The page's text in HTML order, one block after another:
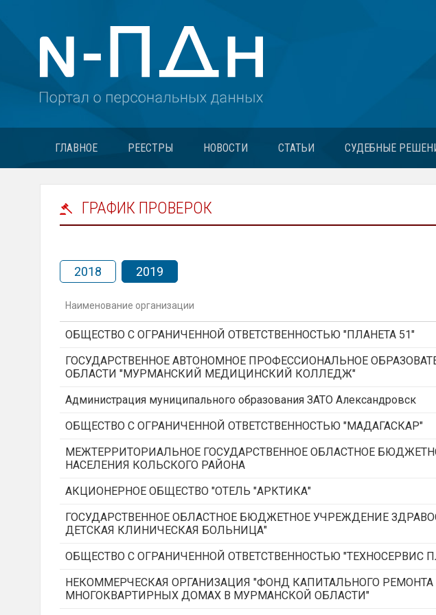
ГЛАВНОЕ РЕЕСТРЫ НОВОСТИ СТАТЬИ СУДЕБНЫЕ
ГРАФИК ПРОВЕРОК
2018 2019
Наименование организации
ОБЩЕСТВО С ОГРАНИЧЕННОЙ ОТВЕТСТВЕННОСТЬЮ "ПЛАНЕТА 51"
ГОСУДАРСТВЕННОЕ АВТОНОМНОЕ ПРОФЕССИОНАЛЬНОЕ
ОБЛАСТИ "МУРМАНСКИЙ МЕДИЦИНСКИЙ КОЛЛЕДЖ"
Администрация муниципального образования ЗАТО Александровск
ОБЩЕСТВО С ОГРАНИЧЕННОЙ ОТВЕТСТВЕННОСТЬЮ "МАДАГАСКАР"
МЕЖТЕРРИТОРИАЛЬНОЕ ГОСУДАРСТВЕННОЕ ОБЛАСТНОЕ
НАСЕЛЕНИЯ КОЛЬСКОГО РАЙОНА
АКЦИОНЕРНОЕ ОБЩЕСТВО "ОТЕЛЬ "АРКТИКА"
ГОСУДАРСТВЕННОЕ ОБЛАСТНОЕ БЮДЖЕТНОЕ УЧРЕЖДЕНИЕ
ДЕТСКАЯ КЛИНИЧЕСКАЯ БОЛЬНИЦА"
ОБЩЕСТВО С ОГРАНИЧЕННОЙ ОТВЕТСТВЕННОСТЬЮ "ТЕХНОСЕРВИС
НЕКОММЕРЧЕСКАЯ ОРГАНИЗАЦИЯ "ФОНД КАПИТАЛЬНОГО
МНОГОКВАРТИРНЫХ ДОМАХ В МУРМАНСКОЙ ОБЛАСТИ"